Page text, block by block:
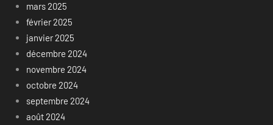
mars 2025
février 2025
janvier 2025
décembre 2024
novembre 2024
octobre 2024
septembre 2024
août 2024